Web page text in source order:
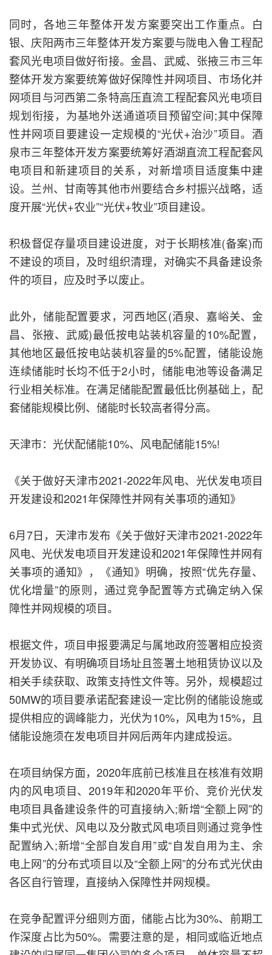
同时，各地三年整体开发方案要突出工作重点。白
银、庆阳两市三年整体开发方案要与陇电入鲁工程配
套风光电项目做好衔接。金昌、武威、张掖三市三年
整体开发方案要统筹做好保障性并网项目、市场化并
网项目与河西第二条特高压直流工程配套风光电项目
规划衔接，为基地外送通道项目预留空间;其中保障
性并网项目要建设一定规模的“光伏+治沙”项目。酒
泉市三年整体开发方案要统筹好酒湖直流工程配套风
电项目和新建项目的关系，对新增项目适度集中建
设。兰州、甘南等其他市州要结合乡村振兴战略，适
度开展“光伏+农业”“光伏+牧业”项目建设。
积极督促存量项目建设进度，对于长期核准(备案)而
不建设的项目，及时组织清理，对确实不具备建设条
件的项目，应及时予以废止。
此外，储能配置要求，河西地区(酒泉、嘉峪关、金
昌、张掖、武威)最低按电站装机容量的10%配置，
其他地区最低按电站装机容量的5%配置，储能设施
连续储能时长均不低于2小时，储能电池等设备满足
行业相关标准。在满足储能配置最低比例基础上，配
套储能规模比例、储能时长较高者得分高。
天津市：光伏配储能10%、风电配储能15%!
《关于做好天津市2021-2022年风电、光伏发电项目
开发建设和2021年保障性并网有关事项的通知》
6月7日，天津市发布《关于做好天津市2021-2022年
风电、光伏发电项目开发建设和2021年保障性并网有
关事项的通知》，《通知》明确，按照“优先存量、
优化增量”的原则，通过竞争配置等方式确定纳入保
障性并网规模的项目。
根据文件，项目申报要满足与属地政府签署相应投资
开发协议、有明确项目场址且签署土地租赁协议以及
相关手续获取、政策支持性文件等。另外，规模超过
50MW的项目要承诺配套建设一定比例的储能设施或
提供相应的调峰能力，光伏为10%，风电为15%，且
储能设施须在发电项目并网后两年内建成投运。
在项目纳保方面，2020年底前已核准且在核准有效期
内的风电项目、2019年和2020年平价、竞价光伏发
电项目具备建设条件的可直接纳入;新增“全额上网”的
集中式光伏、风电以及分散式风电项目则通过竞争性
配置纳入;新增“全部自发自用”或“自发自用为主、余
电上网”的分布式项目以及“全额上网”的分布式光伏由
各区自行管理，直接纳入保障性并网规模。
在竞争配置评分细则方面，储能占比为30%、前期工
作深度占比为50%。需要注意的是，相同或临近地点